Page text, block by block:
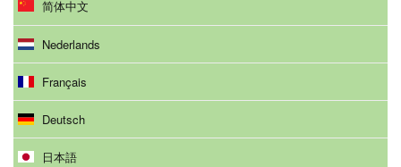
简体中文
Nederlands
Français
Deutsch
日本語